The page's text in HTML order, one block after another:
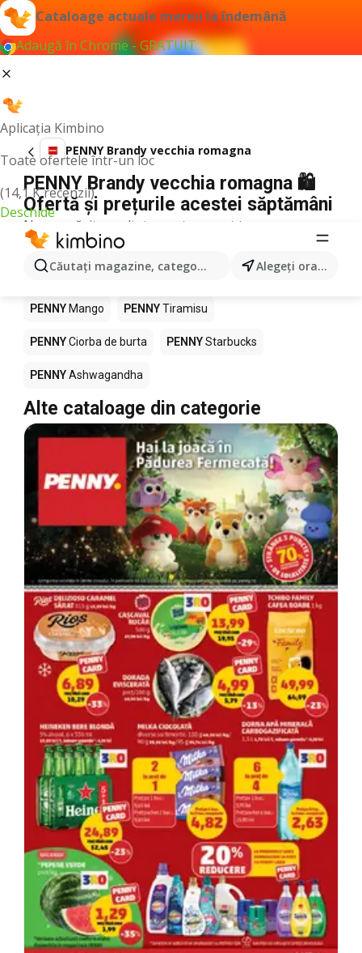
Cataloage actuale mereu la îndemână
Adaugă în Chrome - GRATUIT
Aplicația Kimbino
Toate ofertele într-un loc
(14,1 K recenzii)
Deschide
Căutaţi magazine, categorii, produse... Alegeţi oraşul
PENNY Brandy vecchia romagna
PENNY Brandy vecchia romagna 🛍️
Ofertă și prețurile acestei săptămâni
Nu am găsit rezultate pentru acest termen.
Alte produse în magazine PENNY
PENNY Pizza PENNY Apă
PENNY Mango PENNYTiramisu
PENNYCiorba de burta PENNYStarbucks
PENNYAshwagandha
Alte cataloage din categorie